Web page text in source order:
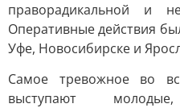
праворадикальной и
Оперативные действия
Уфе, Новосибирске и
Самое тревожное во
выступают